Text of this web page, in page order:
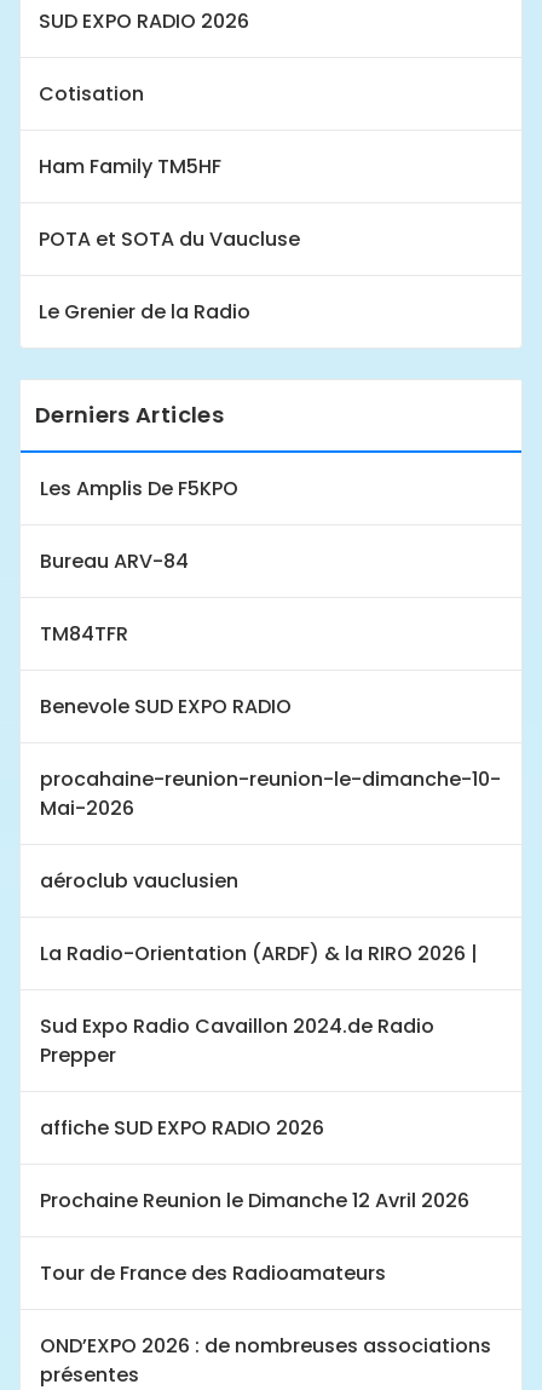
SUD EXPO RADIO 2026
Cotisation
Ham Family TM5HF
POTA et SOTA du Vaucluse
Le Grenier de la Radio
Derniers Articles
Les Amplis De F5KPO
Bureau ARV-84
TM84TFR
Benevole SUD EXPO RADIO
procahaine-reunion-reunion-le-dimanche-10-
Mai-2026
aéroclub vauclusien
La Radio-Orientation (ARDF) & la RIRO 2026 |
Sud Expo Radio Cavaillon 2024.de Radio
Prepper
affiche SUD EXPO RADIO 2026
Prochaine Reunion le Dimanche 12 Avril 2026
Tour de France des Radioamateurs
OND’EXPO 2026 : de nombreuses associations
présentes